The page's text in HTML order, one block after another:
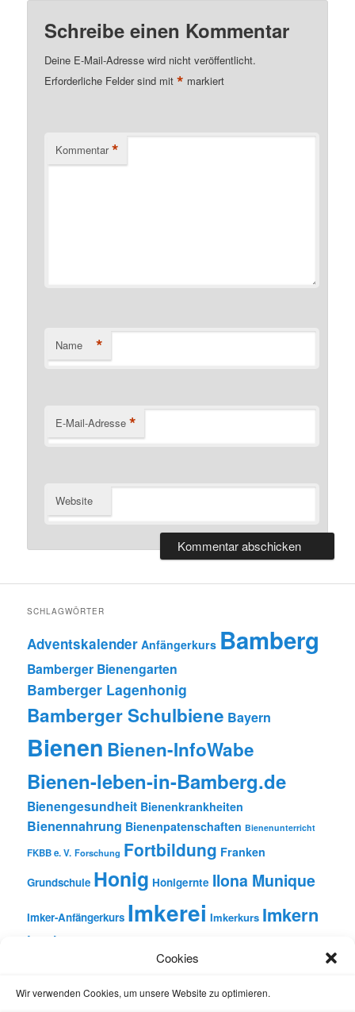
Cookies
Wir verwenden Cookies, um unsere Website zu optimieren.
Schreibe einen Kommentar
Deine E-Mail-Adresse wird nicht veröffentlicht.
Erforderliche Felder sind mit* markiert
Kommentar *
Name *
E-Mail-Adresse *
Website
SCHLAGWÖRTER
Adventskalender Anfängerkurs Bamberg
Bamberger Bienengarten
Bamberger Lagenhonig
Bamberger Schulbiene Bayern
Bienen Bienen-InfoWabe
Bienen-leben-in-Bamberg.de
Bienengesundheit Bienenkrankheiten
Bienennahrung Bienenpatenschaften Bienenunterricht
FKBB e. V. Forschung Fortbildung Franken
Grundschule Honig Honigernte Ilona Munique
Imker-Anfängerkurs Imkerei Imkerkurs Imkern
Insekten
Natur Oberfranken
Unterricht